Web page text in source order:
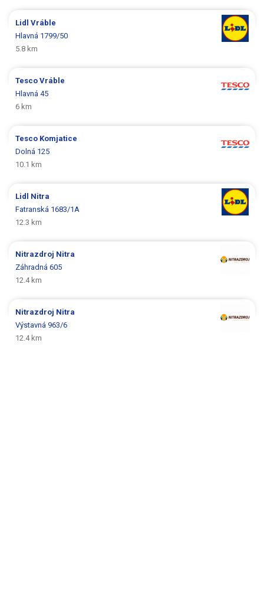
LidlVráble
Hlavná 1799/50
5.8 km
TescoVráble
Hlavná 45
6 km
Tesco Komjatice
Dolná 125
10.1 km
Lidl Nitra
Fatranská 1683/1A
12.3 km
Nitrazdroj Nitra
Záhradná 605
12.4 km
Nitrazdroj Nitra
Výstavná 963/6
12.4 km